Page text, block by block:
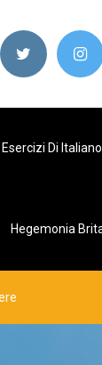
Esercizi Di
Hegemonia